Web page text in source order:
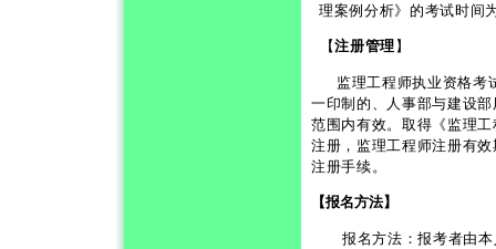
理案例分析》的考试时间
【注册管理 】
监理工程师执业资格考
一印制的、人事部与建设
范围内有效。取得《监理
注册，监理工程师注册有效
注册手续。
【报名方法】
报名方法：报考者由